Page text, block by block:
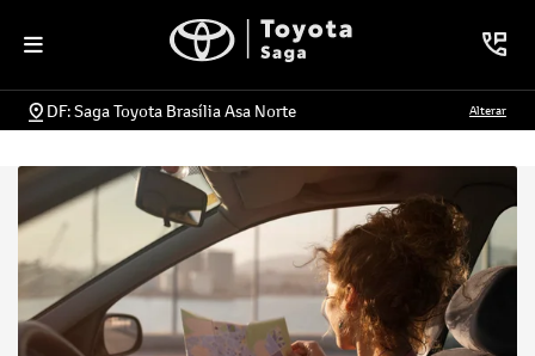
DF: Saga Toyota Brasília Asa Norte Alterar